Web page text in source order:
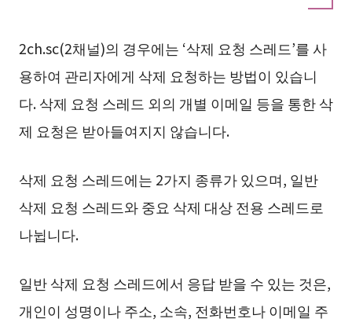
2ch.sc(2채널)의 경우에는 ‘삭제 요청 스레드’를 사
용하여 관리자에게 삭제 요청하는 방법이 있습니
다. 삭제 요청 스레드 외의 개별 이메일 등을 통한 삭
제 요청은 받아들여지지 않습니다.
삭제 요청 스레드에는 2가지 종류가 있으며, 일반
삭제 요청 스레드와 중요 삭제 대상 전용 스레드로
나뉩니다.
일반 삭제 요청 스레드에서 응답 받을 수 있는 것은,
개인이 성명이나 주소, 소속, 전화번호나 이메일 주